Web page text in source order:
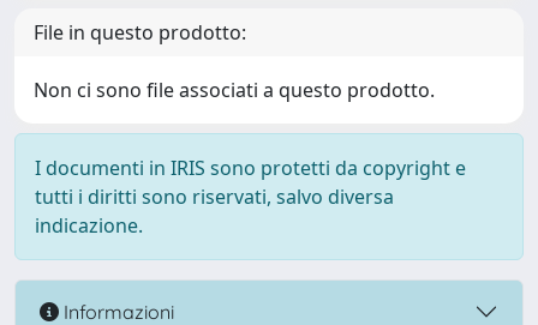
File in questo prodotto:
Non ci sono file associati a questo prodotto.
I documenti in IRIS sono protetti da copyright e
tutti i diritti sono riservati, salvo diversa
indicazione.
Informazioni